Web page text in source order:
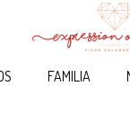
FAMILIA